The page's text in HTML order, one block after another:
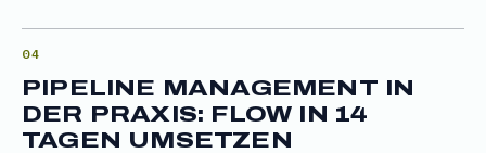
PIPELINE MANAGEMENT IN
DER PRAXIS: FLOW IN 14
TAGEN UMSETZEN